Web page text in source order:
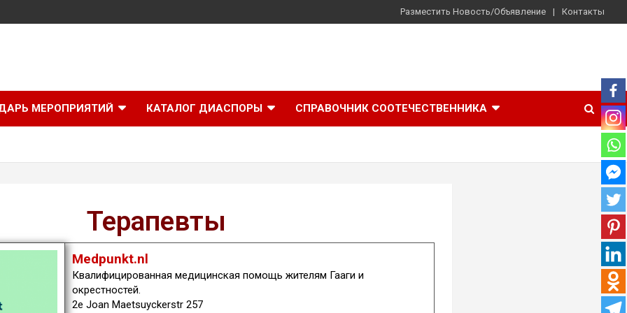
Разместить Новость/Объявление Контакты
МЕРОПРИЯТИЙ КАТАЛОГ ДИАСПОРЫ СПРАВОЧНИК СООТЕЧЕСТВЕННИКА
Терапевты
Medpunkt.nl
Квалифицированная медицинская помощь жителям Гааги и
окрестностей.
2e Joan Maetsuyckerstr 257